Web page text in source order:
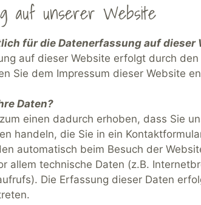
auf unserer Website
für die Datenerfassung auf dieser
auf dieser Website erfolgt durch
Sie dem Impressum dieser Website
Daten?
einen dadurch erhoben, dass Sie
handeln, die Sie in ein
automatisch beim Besuch der
allem technische Daten (z.B.
Die Erfassung dieser Daten